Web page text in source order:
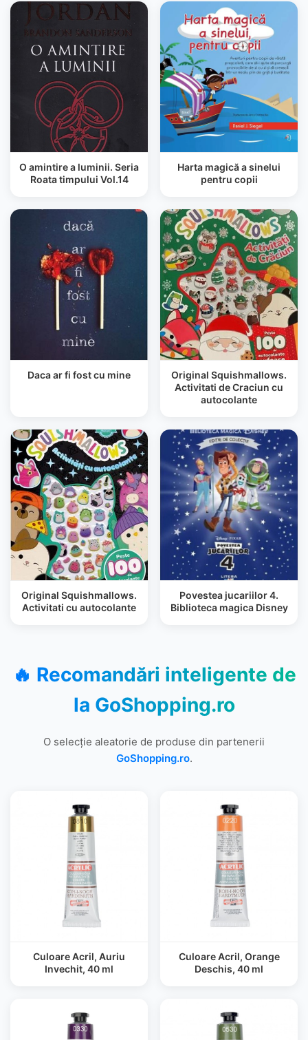
O amintire a luminii. Seria
Roata timpului Vol.14
Harta magică a sinelui
pentru copii
Daca ar fi fost cu mine
Original Squishmallows.
Activitati de Craciun cu
autocolante
Original Squishmallows.
Activitati cu autocolante
Povestea jucariilor 4.
Biblioteca magica Disney
🔥 Recomandări inteligente de
la GoShopping.ro
O selecție aleatorie de produse din partenerii
GoShopping.ro.
Culoare Acril, Auriu
Invechit, 40 ml
Culoare Acril, Orange
Deschis, 40 ml